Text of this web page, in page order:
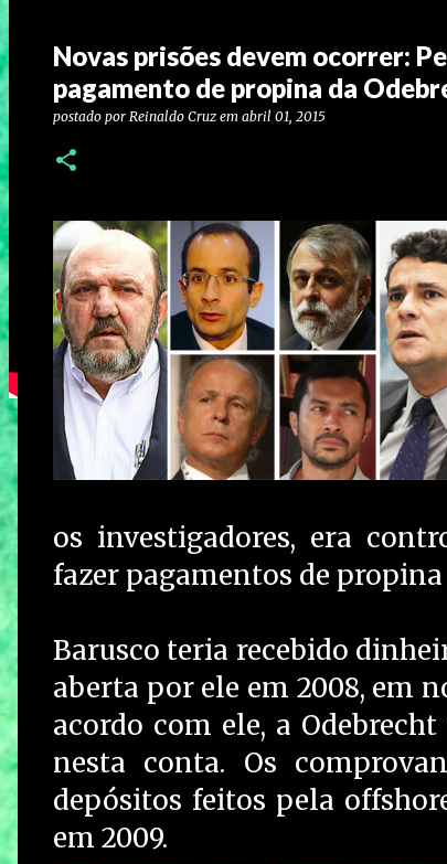
Novas prisões devem ocorrer:
pagamento de propina da
postado por Reinaldo Cruz em abril 01, 2015
os investigadores, era
fazer pagamentos de
Barusco teria recebido
aberta por ele em 2008, em
acordo com ele, a
nesta conta. Os
depósitos feitos pela
em 2009.